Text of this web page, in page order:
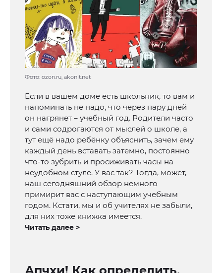
Фото: ozon.ru, akonit.net
Если в вашем доме есть школьник, то вам и
напоминать не надо, что через пару дней
он нагрянет – учебный год. Родители часто
и сами содрогаются от мыслей о школе, а
тут ещё надо ребёнку объяснить, зачем ему
каждый день вставать затемно, постоянно
что-то зубрить и просиживать часы на
неудобном стуле. У вас так? Тогда, может,
наш сегодняшний обзор немного
примирит вас с наступающим учебным
годом. Кстати, мы и об учителях не забыли,
для них тоже книжка имеется.
Читать далее >